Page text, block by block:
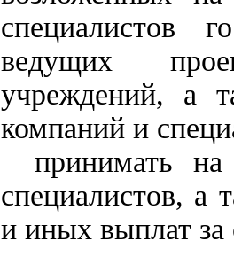
специалистов
ведущих
учреждений, а
компаний и
принимать на
специалистов, а
и иных выплат за